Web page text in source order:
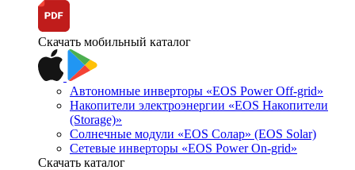
Скачать мобильный каталог
Автономные инверторы «EOS Power Off-grid»
Накопители электроэнергии «EOS Накопители
(Storage)»
Солнечные модули «EOS Солар» (EOS Solar)
Сетевые инверторы «EOS Power On-grid»
Скачать каталог